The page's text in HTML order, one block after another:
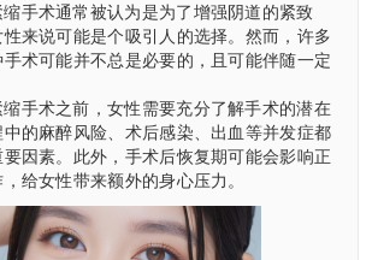
手术通常被认为是为了增强阴道的紧致
来说可能是个吸引人的选择。然而，许多
手术可能并不总是必要的，且可能伴随一定
手术之前，女性需要充分了解手术的潜在
的麻醉风险、术后感染、出血等并发症都
因素。此外，手术后恢复期可能会影响正
给女性带来额外的身心压力。